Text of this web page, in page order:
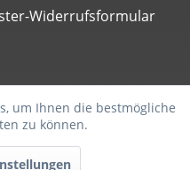
Widerrufsformular
Aktiv
um Ihnen die bestmögliche
zu können.